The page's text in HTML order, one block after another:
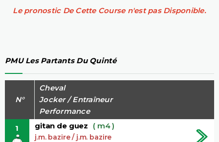
Le pronostic De Cette Course n'est pas Disponible.
PMU Les Partants Du Quinté
N°
Cheval
Jocker / Entraîneur
Performance
1
gitan de guez ( m4 )
j.m. bazire / j.m. bazire